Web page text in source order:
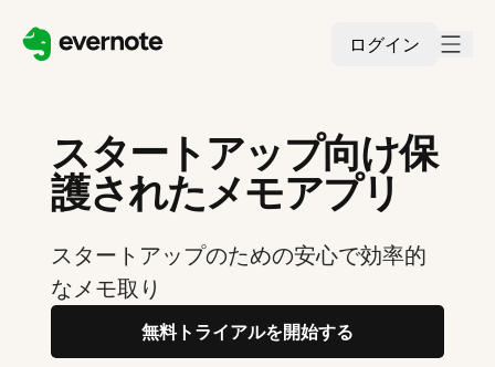
ログイン
スタートアップ向け保
護されたメモアプリ
スタートアップのための安心で効率的
なメモ取り
無料トライアルを開始する